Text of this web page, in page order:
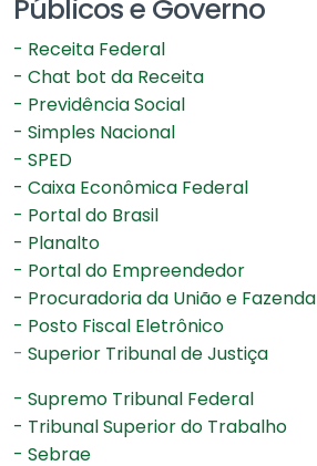
Públicos e Governo
- Receita Federal
- Chat bot da Receita
- Previdência Social
- Simples Nacional
- SPED
- Caixa Econômica Federal
- Portal do Brasil
- Planalto
- Portal do Empreendedor
- Procuradoria da União e Fazenda
- Posto Fiscal Eletrônico
- Superior Tribunal de Justiça
- Supremo Tribunal Federal
- Tribunal Superior do Trabalho
- Sebrae